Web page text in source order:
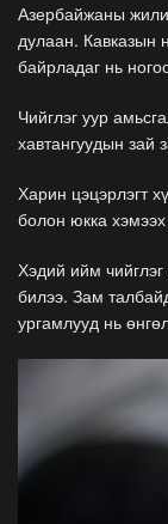
Азербайжаны
дулаан. Кавказын
байрладаг нь
Чийглэг уур
хавтангуудын зай
Харин цэцэрлэгт
болон юкка хэмээх
Хэдий ийм
билээ. Зам
ургамлууд нь